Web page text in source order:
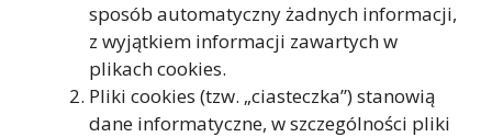
sposób automatyczny żadnych informacji,
z wyjątkiem informacji zawartych w
plikach cookies.
Pliki cookies (tzw. „ciasteczka”) stanowią
dane informatyczne, w szczególności pliki